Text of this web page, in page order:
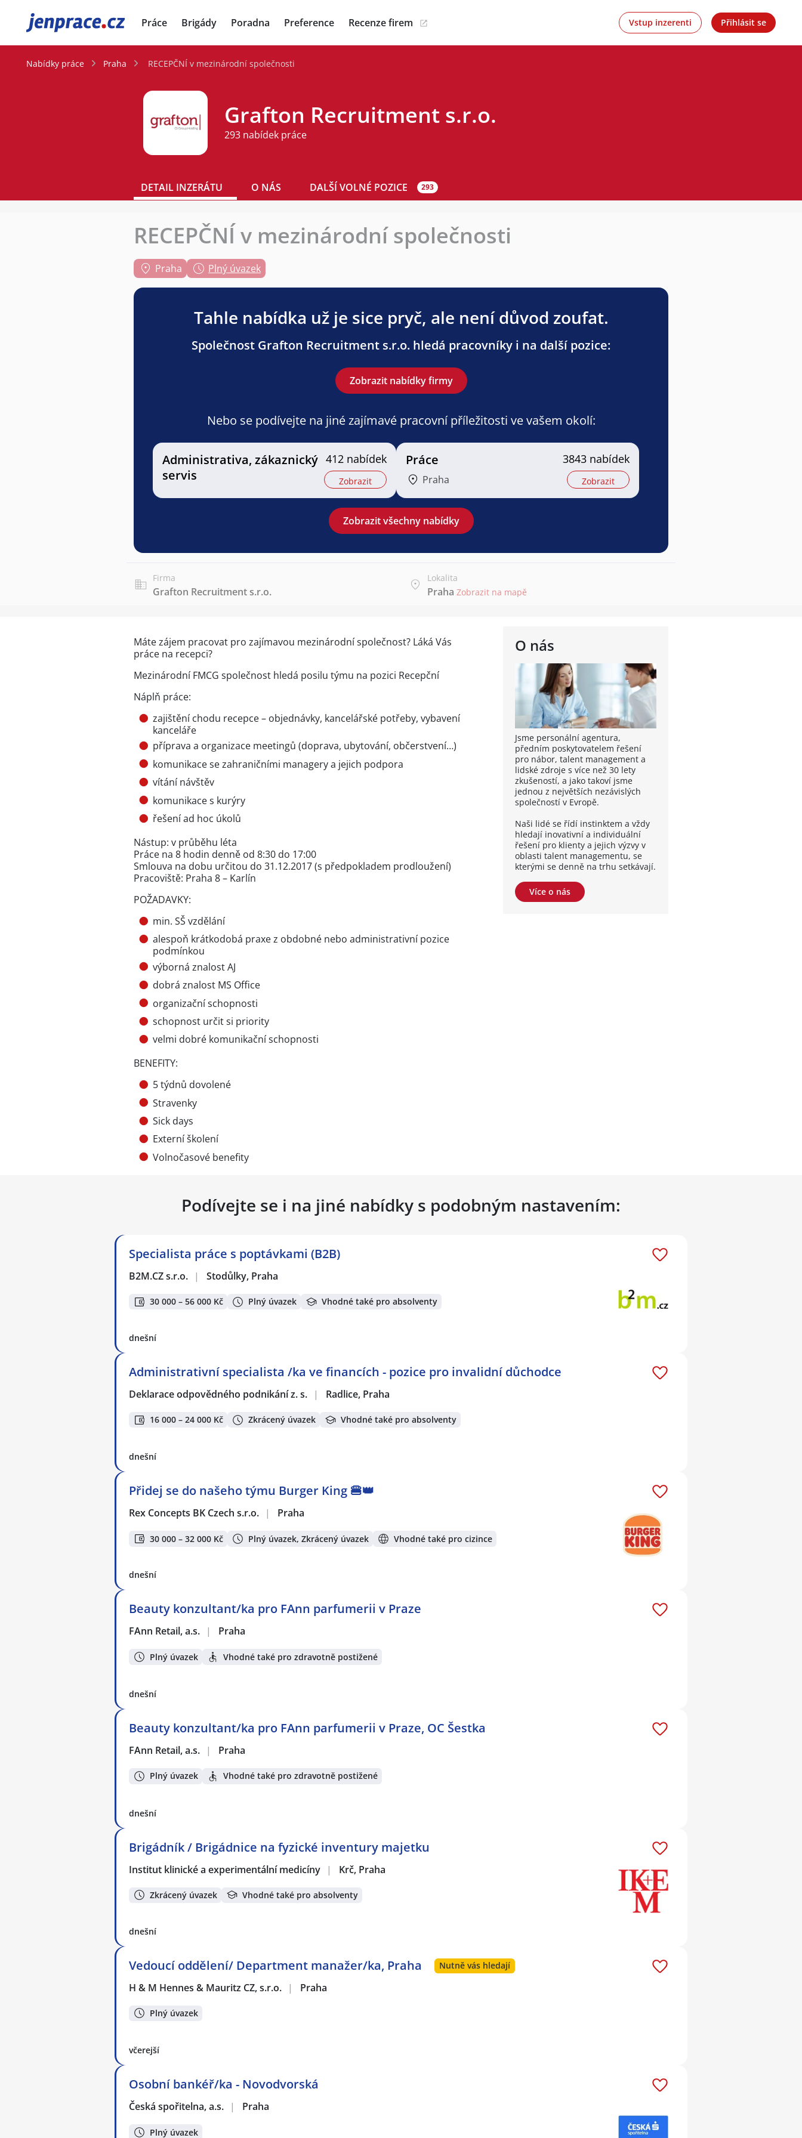
JenPráce.cz Práce Brigády Poradna Preference Recenze firem Vstup inzerenti Přihlásit se
Nabídky práce Praha RECEPČNÍ v mezinárodní společnosti
Grafton Recruitment s.r.o.
293 nabídek práce
DETAIL INZERÁTU O NÁS DALŠÍ VOLNÉ POZICE 293
RECEPČNÍ v mezinárodní společnosti
Praha Plný úvazek
Tahle nabídka už je sice pryč, ale není důvod zoufat.
Společnost Grafton Recruitment s.r.o. hledá pracovníky i na další pozice:
Zobrazit nabídky firmy
Nebo se podívejte na jiné zajímavé pracovní příležitosti ve vašem okolí:
Administrativa, zákaznický
servis
412 nabídek
Zobrazit
Práce
Praha
3843 nabídek
Zobrazit
Zobrazit všechny nabídky
Firma
Grafton Recruitment s.r.o.
Lokalita
Praha Zobrazit na mapě
O nás
Jsme personální agentura,
předním poskytovatelem řešení
pro nábor, talent management a
lidské zdroje s více než 30 lety
zkušeností, a jako takoví jsme
jednou z největších nezávislých
společností v Evropě.
Naši lidé se řídí instinktem a vždy
hledají inovativní a individuální
řešení pro klienty a jejich výzvy v
oblasti talent managementu, se
kterými se denně na trhu setkávají.
Více o nás
Máte zájem pracovat pro zajímavou mezinárodní společnost? Láká Vás
práce na recepci?
Mezinárodní FMCG společnost hledá posilu týmu na pozici Recepční
Náplň práce:
zajištění chodu recepce – objednávky, kancelářské potřeby, vybavení
kanceláře
příprava a organizace meetingů (doprava, ubytování, občerstvení…)
komunikace se zahraničními managery a jejich podpora
vítání návštěv
komunikace s kurýry
řešení ad hoc úkolů
Nástup: v průběhu léta
Práce na 8 hodin denně od 8:30 do 17:00
Smlouva na dobu určitou do 31.12.2017 (s předpokladem prodloužení)
Pracoviště: Praha 8 – Karlín
POŽADAVKY:
min. SŠ vzdělání
alespoň krátkodobá praxe z obdobné nebo administrativní pozice
podmínkou
výborná znalost AJ
dobrá znalost MS Office
organizační schopnosti
schopnost určit si priority
velmi dobré komunikační schopnosti
BENEFITY:
5 týdnů dovolené
Stravenky
Sick days
Externí školení
Volnočasové benefity
Podívejte se i na jiné nabídky s podobným nastavením:
Specialista práce s poptávkami (B2B)
B2M.CZ s.r.o. | Stodůlky, Praha
30 000 – 56 000 Kč Plný úvazek Vhodné také pro absolventy
dnešní
Administrativní specialista /ka ve financích - pozice pro invalidní důchodce
Deklarace odpovědného podnikání z. s. | Radlice, Praha
16 000 – 24 000 Kč Zkrácený úvazek Vhodné také pro absolventy
dnešní
Přidej se do našeho týmu Burger King 🍔👑
Rex Concepts BK Czech s.r.o. | Praha
30 000 – 32 000 Kč Plný úvazek, Zkrácený úvazek Vhodné také pro cizince
dnešní
Beauty konzultant/ka pro FAnn parfumerii v Praze
FAnn Retail, a.s. | Praha
Plný úvazek Vhodné také pro zdravotně postižené
dnešní
Beauty konzultant/ka pro FAnn parfumerii v Praze, OC Šestka
FAnn Retail, a.s. | Praha
Plný úvazek Vhodné také pro zdravotně postižené
dnešní
Brigádník / Brigádnice na fyzické inventury majetku
Institut klinické a experimentální medicíny | Krč, Praha
Zkrácený úvazek Vhodné také pro absolventy
dnešní
Vedoucí oddělení/ Department manažer/ka, Praha Nutně vás hledají
H & M Hennes & Mauritz CZ, s.r.o. | Praha
Plný úvazek
včerejší
Osobní bankéř/ka - Novodvorská
Česká spořitelna, a.s. | Praha
Plný úvazek